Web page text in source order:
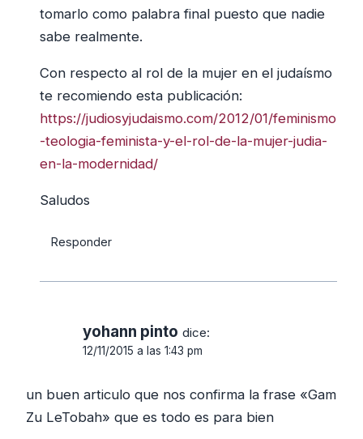
tomarlo como palabra final puesto que nadie
sabe realmente.
Con respecto al rol de la mujer en el judaísmo
te recomiendo esta publicación:
https://judiosyjudaismo.com/2012/01/feminismo
-teologia-feminista-y-el-rol-de-la-mujer-judia-
en-la-modernidad/
Saludos
Responder
yohann pinto dice:
12/11/2015 a las 1:43 pm
un buen articulo que nos confirma la frase «Gam
Zu LeTobah» que es todo es para bien